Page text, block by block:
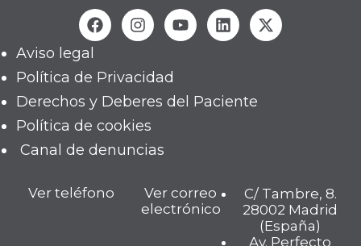
Aviso legal
Política de Privacidad
Derechos y Deberes del Paciente
Política de cookies
Canal de denuncias
Ver teléfono
Ver correo
electrónico
C/ Tambre, 8.
28002 Madrid
(España)
Av. Perfecto